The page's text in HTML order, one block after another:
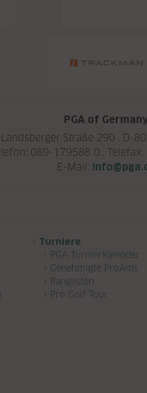
PGA of
Landsberger Straße 290 . D-
089-179588 0 .
E-Mail:
Turniere
PGA Turnierkalender
Genehmigte ProAms
Ranglisten
Pro Golf Tour